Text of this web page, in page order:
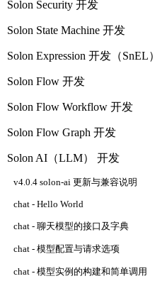
Solon Security 开发
Solon State Machine 开发
Solon Expression 开发（SnEL）
Solon Flow 开发
Solon Flow Workflow 开发
Solon Flow Graph 开发
Solon AI（LLM） 开发
v4.0.4 solon-ai 更新与兼容说明
chat - Hello World
chat - 聊天模型的接口及字典
chat - 模型配置与请求选项
chat - 模型实例的构建和简单调用